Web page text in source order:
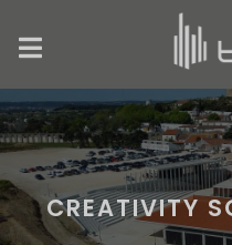
CREATIVITY